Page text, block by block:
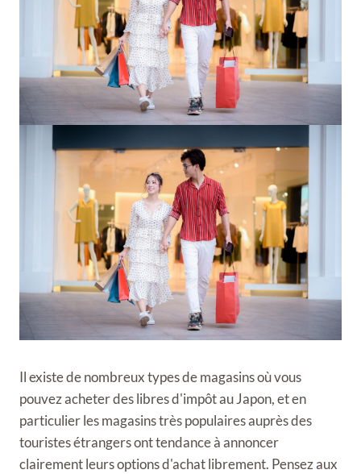
Il existe de nombreux types de magasins où vous
pouvez acheter des libres d'impôt au Japon, et en
particulier les magasins très populaires auprès des
touristes étrangers ont tendance à annoncer
clairement leurs options d'achat librement. Pensez aux